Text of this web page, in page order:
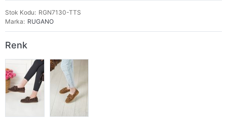
Stok Kodu
RGN7130-TTS
Marka
RUGANO
Renk